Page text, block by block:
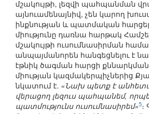
մշակույթի, լեզվի պահպանման
այնուամենայնիվ, չեն կարող
ինքնության և պատմական
միությունը դառնա հարթակ
մշակույթի ուսումնասիրման
անպայմանորեն հանգեցնելու է
էթնիկ ծագման հարցի
միության կազմակերպիչներից
նկատում է. «Նախ պետք է
վերացող լեզուս պահպանեմ,
պատմությունս ուսումնասիրեմ»5։